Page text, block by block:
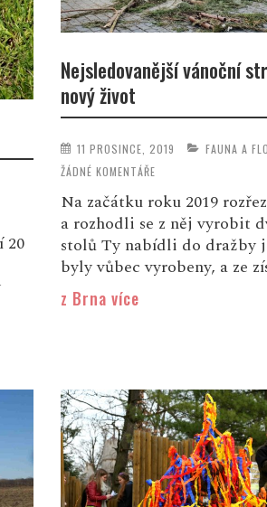
20
Nejsledovanější vánoční
nový život
11 PROSINCE, 2019
FAUNA A
ŽÁDNÉ KOMENTÁŘE
Na začátku roku 2019
a rozhodli se z něj vyrobit
stolů Ty nabídli do dražby
byly vůbec vyrobeny, a ze
z Brna více